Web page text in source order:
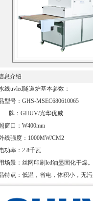
息介绍
线uvled隧道炉基本参数：
型号：GHS-MSEC680610065
牌：GHUV/光华优威
窗口：W400mm
线强度：1000MW/CM2
功率：2.8千瓦
场景：丝网印刷led油墨固化干燥。
特点：低温，省电，体积小，无